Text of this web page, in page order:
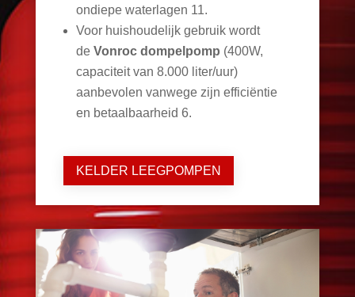
ondiepe waterlagen 11.
Voor huishoudelijk gebruik wordt
de Vonroc dompelpomp (400W,
capaciteit van 8.000 liter/uur)
aanbevolen vanwege zijn efficiëntie
en betaalbaarheid 6.
KELDER LEEGPOMPEN